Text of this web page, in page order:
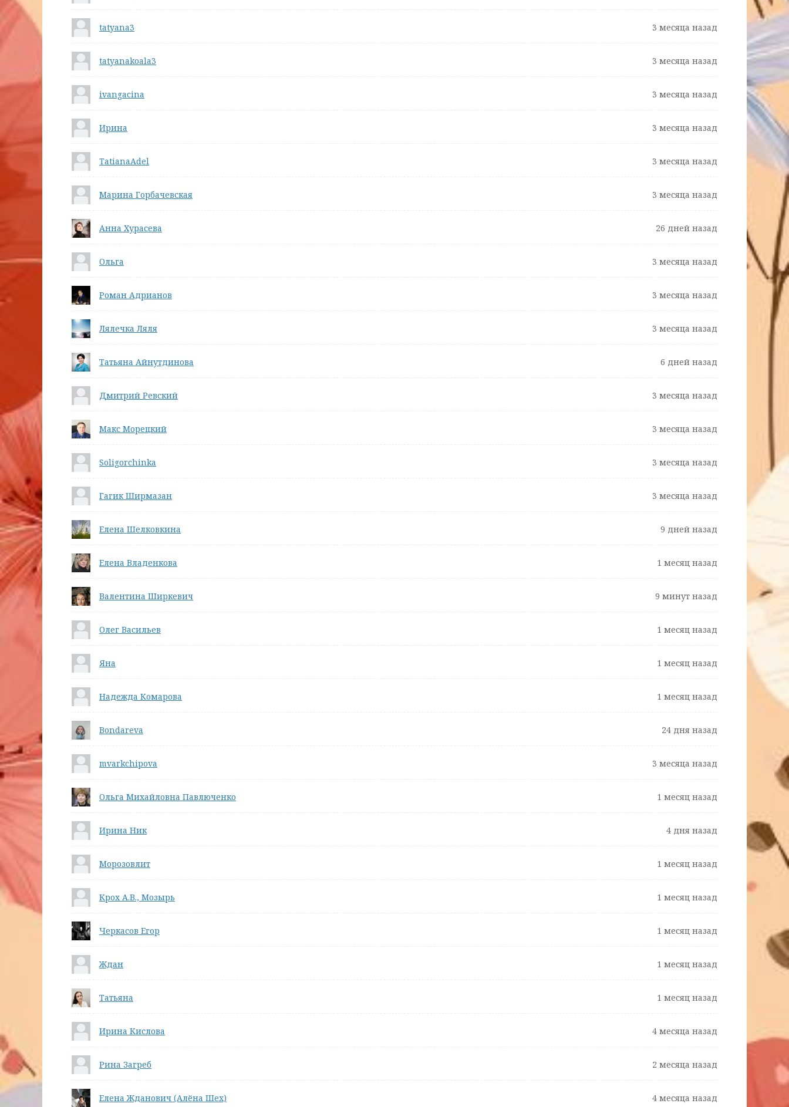
tatyana3 3 месяца назад
tatyanakoala3 3 месяца назад
ivangacina 3 месяца назад
Ирина 3 месяца назад
TatianaAdel 3 месяца назад
Марина Горбачевская 3 месяца назад
Анна Хурасева 26 дней назад
Ольга 3 месяца назад
Роман Адрианов 3 месяца назад
Лялечка Ляля 3 месяца назад
Татьяна Айнутдинова 6 дней назад
Дмитрий Ревский 3 месяца назад
Макс Морецкий 3 месяца назад
Soligorchinka 3 месяца назад
Гагик Ширмазан 3 месяца назад
Елена Шелковкина 9 дней назад
Елена Владенкова 1 месяц назад
Валентина Ширкевич 9 минут назад
Олег Васильев 1 месяц назад
Яна 1 месяц назад
Надежда Комарова 1 месяц назад
Bondareva 24 дня назад
mvarkchipova 3 месяца назад
Ольга Михайловна Павлюченко 1 месяц назад
Ирина Ник 4 дня назад
Морозовлит 1 месяц назад
Крох А.В., Мозырь 1 месяц назад
Черкасов Егор 1 месяц назад
Ждан 1 месяц назад
Татьяна 1 месяц назад
Ирина Кислова 4 месяца назад
Рина Загреб 2 месяца назад
Елена Жданович (Алёна Шех) 4 месяца назад